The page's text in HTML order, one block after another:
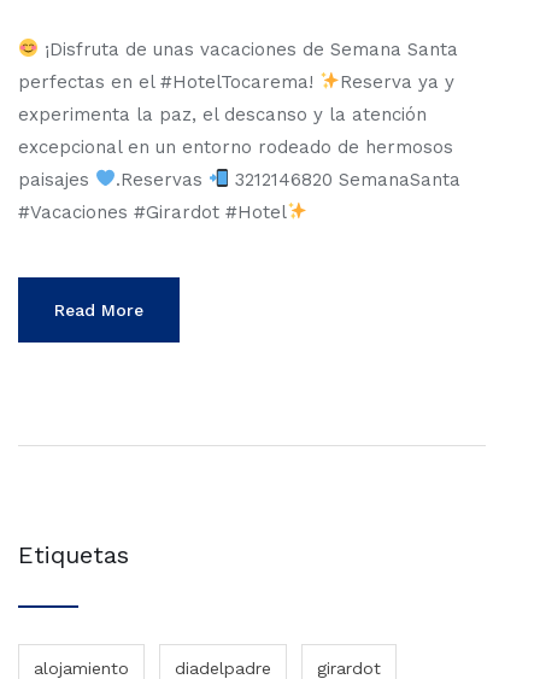
¡Disfruta de unas vacaciones de Semana Santa
perfectas en el #HotelTocarema!
Reserva ya y
experimenta la paz, el descanso y la atención
excepcional en un entorno rodeado de hermosos
paisajes
.Reservas
3212146820 SemanaSanta
#Vacaciones #Girardot #Hotel
Read More
Etiquetas
alojamiento diadelpadre girardot